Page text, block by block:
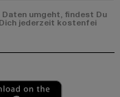
umgeht, findest Du
jederzeit kostenfei